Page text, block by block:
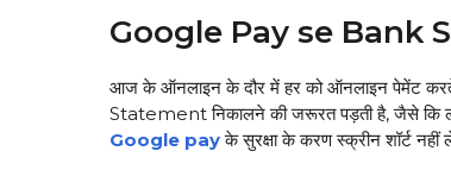
Google Pay se Bank
आज के ऑनलाइन के दौर में हर को ऑनलाइन पेमेंट करते
Statement निकालने की जरूरत पड़ती है, जैसे कि
Google pay के सुरक्षा के करण स्क्रीन शॉर्ट नहीं